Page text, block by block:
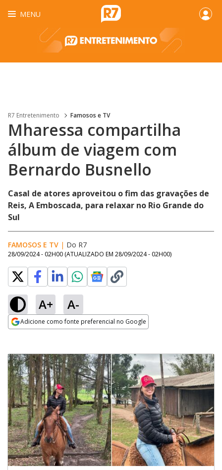
MENU
R7 Entretenimento Famosos e TV
Mharessa compartilha
álbum de viagem com
Bernardo Busnello
Casal de atores aproveitou o fim das gravações de
Reis, A Emboscada, para relaxar no Rio Grande do
Sul
FAMOSOS E TV | Do R7
28/09/2024 - 02H00 (ATUALIZADO EM 28/09/2024 - 02H00)
A+ A-
Adicione como fonte preferencial no Google